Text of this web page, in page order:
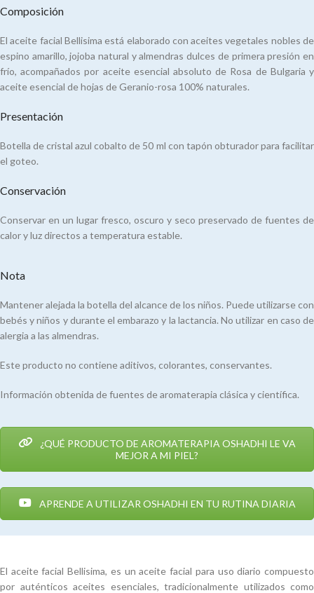
Composición
El aceite facial Bellisima está elaborado con aceites vegetales nobles de
espino amarillo, jojoba natural y almendras dulces de primera presión en
frío, acompañados por aceite esencial absoluto de Rosa de Bulgaria y
aceite esencial de hojas de Geranio-rosa 100% naturales.
Presentación
Botella de cristal azul cobalto de 50 ml con tapón obturador para facilitar
el goteo.
Conservación
Conservar en un lugar fresco, oscuro y seco preservado de fuentes de
calor y luz directos a temperatura estable.
Nota
Mantener alejada la botella del alcance de los niños. Puede utilizarse con
bebés y niños y durante el embarazo y la lactancia. No utilizar en caso de
alergia a las almendras.
Este producto no contiene aditivos, colorantes, conservantes.
Información obtenida de fuentes de aromaterapia clásica y científica.
¿QUÉ PRODUCTO DE AROMATERAPIA OSHADHI LE VA
MEJOR A MI PIEL?
APRENDE A UTILIZAR OSHADHI EN TU RUTINA DIARIA
El aceite facial Bellisima, es un aceite facial para uso diario compuesto
por auténticos aceites esenciales, tradicionalmente utilizados como